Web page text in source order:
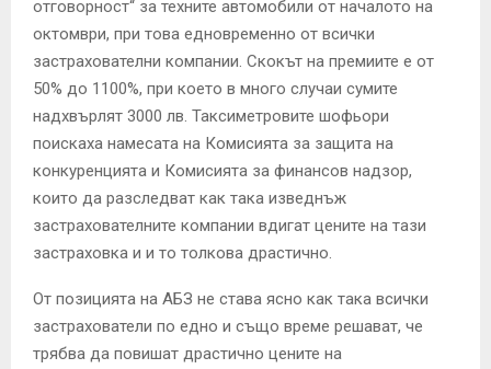
отговорност“ за техните автомобили от началото на
октомври, при това едновременно от всички
застрахователни компании. Скокът на премиите е от
50% до 1100%, при което в много случаи сумите
надхвърлят 3000 лв. Таксиметровите шофьори
поискаха намесата на Комисията за защита на
конкуренцията и Комисията за финансов надзор,
които да разследват как така изведнъж
застрахователните компании вдигат цените на тази
застраховка и и то толкова драстично.
От позицията на АБЗ не става ясно как така всички
застрахователи по едно и също време решават, че
трябва да повишат драстично цените на